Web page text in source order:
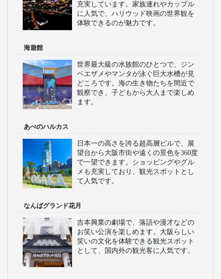
充実しています。家族連れやカップル
に人気で、ハリウッド映画の世界観を
体験できるのが魅力です。
海遊館
世界最大級の水族館のひとつで、ジン
ベエザメやマンタが泳ぐ巨大水槽が見
どころです。海の生き物たちを間近で
観察でき、子どもから大人まで楽しめ
ます。
あべのハルカス
日本一の高さを誇る超高層ビルで、展
望台から大阪市街や遠くの景色を360度
で一望できます。ショッピングやグル
メも充実しており、観光スポットとし
て人気です。
なんばグランド花月
吉本興業の劇場で、落語や漫才などの
お笑い公演を楽しめます。大阪らしい
笑いの文化を体験できる観光スポット
として、国内外の観光客に人気です。